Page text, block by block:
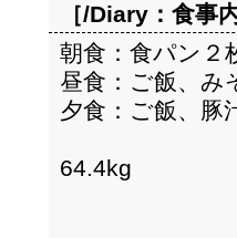
［/Diary： 食事
朝食：食パン２
昼食：ご飯、み
夕食：ご飯、豚
64.4kg